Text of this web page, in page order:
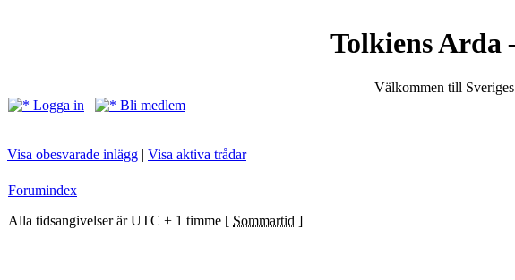
Tolkiens Arda
Välkommen till
Logga in
Bli medlem
Visa obesvarade inlägg | Visa aktiva trådar
Forumindex
Alla tidsangivelser är UTC + 1 timme [ Sommartid ]